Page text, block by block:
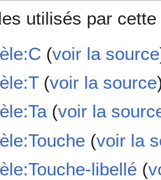
utilisés par
(voir la source
(voir la source
(voir la
(voir la
libellé (